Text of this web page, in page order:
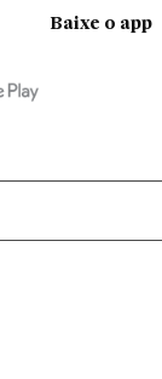
Baixe o app